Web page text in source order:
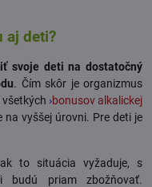
aj deti?
svoje deti na dostatočný
. Čím skôr je organizmus
›bonusov alkalickej
vyššej úrovni. Pre deti je
to situácia vyžaduje, s
budú priam zbožňovať.